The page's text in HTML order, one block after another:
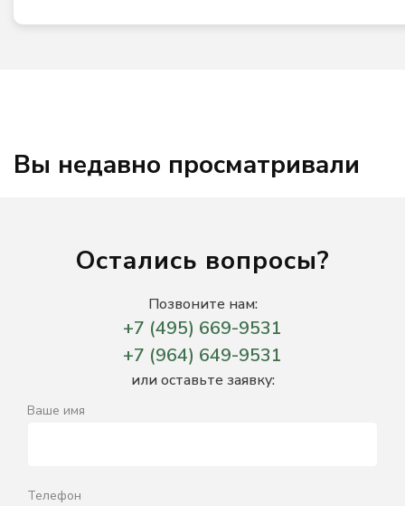
Вы недавно просматривали
Остались вопросы?
Позвоните нам:
+7 (495) 669-9531
+7 (964) 649-9531
или оставьте заявку:
Ваше имя
Телефон